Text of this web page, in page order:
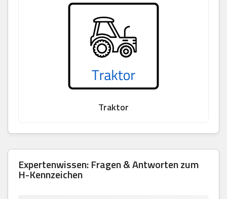
Traktor
Expertenwissen: Fragen & Antworten zum
H-Kennzeichen